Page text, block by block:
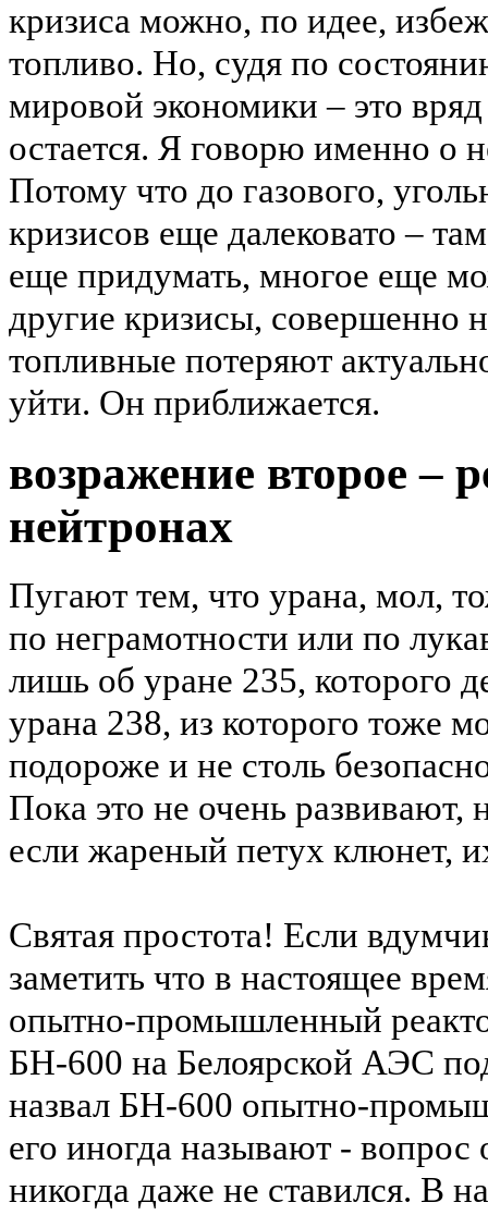
кризиса можно, по идее,
топливо. Но, судя по
мировой экономики – это
остается. Я говорю именно о
Потому что до газового,
кризисов еще далековато –
еще придумать, многое еще
другие кризисы, совершенно
топливные потеряют
уйти. Он приближается.
возражение второе –
нейтронах
Пугают тем, что урана, мол,
по неграмотности или по
лишь об уране 235, которого
урана 238, из которого тоже
подороже и не столь
Пока это не очень развивают,
если жареный петух клюнет,
Святая простота! Если
заметить что в настоящее
опытно-промышленный
БН-600 на Белоярской АЭС
назвал БН-600 опытно-
его иногда называют - вопрос
никогда даже не ставился. В